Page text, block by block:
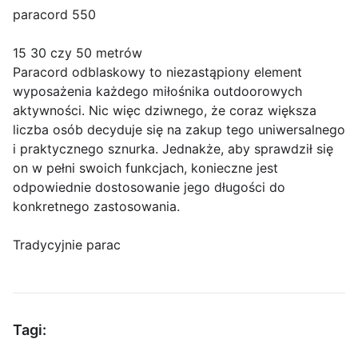
paracord 550
15 30 czy 50 metrów
Paracord odblaskowy to niezastąpiony element
wyposażenia każdego miłośnika outdoorowych
aktywności. Nic więc dziwnego, że coraz większa
liczba osób decyduje się na zakup tego uniwersalnego
i praktycznego sznurka. Jednakże, aby sprawdził się
on w pełni swoich funkcjach, konieczne jest
odpowiednie dostosowanie jego długości do
konkretnego zastosowania.
Tradycyjnie parac
Tagi: